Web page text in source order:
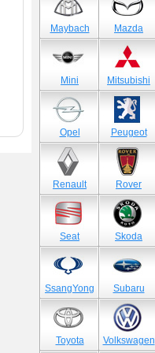
Maybach Mazda
Mini Mitsubishi
Opel Peugeot
Renault Rover
Seat Skoda
SsangYong Subaru
Toyota Volkswagen